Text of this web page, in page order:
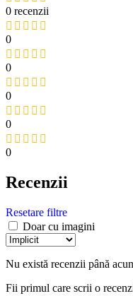
0 recenzii
0
0
0
0
0
Recenzii
Resetare filtre
Doar cu imagini
Nu există recenzii până
Fii primul care scrii o